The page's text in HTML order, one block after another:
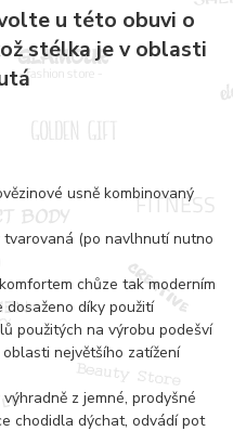
u této obuvi o
stélka je v oblasti
usně kombinovaný
(po navlhnutí nutno
chůze tak moderním
dosaženo díky použití
použitých na výrobu podešví
největšího zatížení
z jemné, prodyšné
chodidla dýchat, odvádí pot